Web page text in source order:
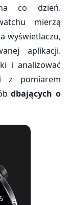
co dzień.
mierzą
wyświetlaczu,
aplikacji.
i analizować
z pomiarem
dbających o